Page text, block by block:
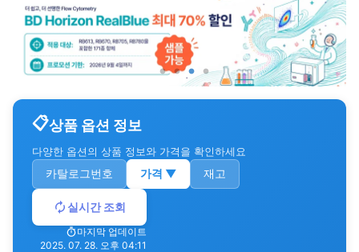
상품 옵션 정보
다양한 옵션의 상품 정보와 가격을 확인하세요
카탈로그번호 가격 ▼ 재고
실시간 조회
마지막 업데이트
2025. 07. 28. 오후 04:11